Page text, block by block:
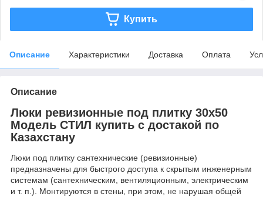
Купить
Описание Характеристики Доставка Оплата
Описание
Люки ревизионные под плитку 30х50
Модель СТИЛ купить с достакой по
Казахстану
Люки под плитку сантехнические (ревизионные)
предназначены для быстрого доступа к скрытым инженерным
системам (сантехническим, вентиляционным, электрическим
и т. п.). Монтируются в стены, при этом, не нарушая общей